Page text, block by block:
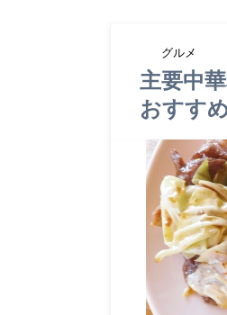
グルメ
主要中
おすす